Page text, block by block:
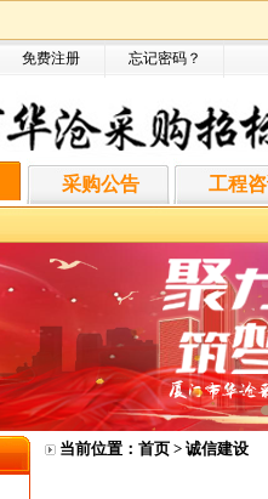
免费注册 忘记密码？
采购公告 工程
当前位置： 首页 > 诚信建设